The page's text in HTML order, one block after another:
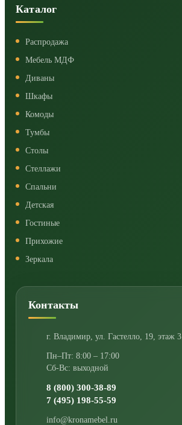
Каталог
Распродажа
Мебель МДФ
Диваны
Шкафы
Комоды
Тумбы
Столы
Стеллажи
Спальни
Детская
Гостиные
Прихожие
Зеркала
Контакты
г. Владимир, ул. Гастелло, 19, этаж 3
Пн–Пт: 8:00 – 17:00
Сб-Вс: выходной
8 (800) 300-38-89
7 (495) 198-55-59
info@kronamebel.ru